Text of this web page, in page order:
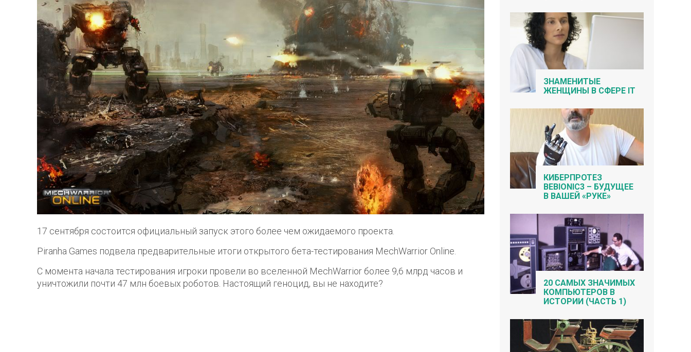
17 сентября состоится официальный запуск этого более чем ожидаемого проекта.
Piranha Games подвела предварительные итоги открытого бета-тестирования MechWarrior Online.
С момента начала тестирования игроки провели во вселенной MechWarrior более 9,6 млрд часов и
уничтожили почти 47 млн боевых роботов. Настоящий геноцид, вы не находите?
ЗНАМЕНИТЫЕ
ЖЕНЩИНЫ В СФЕРЕ IT
КИБЕРПРОТЕЗ
BEBIONIC3 – БУДУЩЕЕ
В ВАШЕЙ «РУКЕ»
20 САМЫХ ЗНАЧИМЫХ
КОМПЬЮТЕРОВ В
ИСТОРИИ (ЧАСТЬ 1)